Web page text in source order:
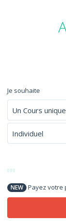
Je souhaite
NEW Payez votre